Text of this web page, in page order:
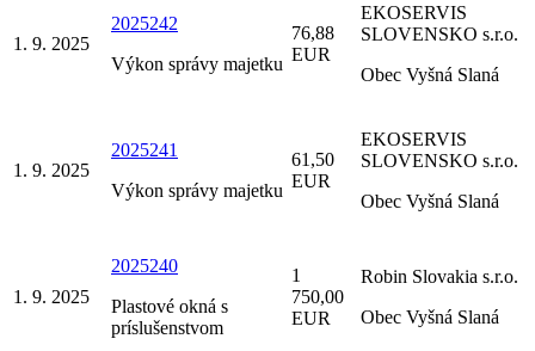
1. 9. 2025
2025242
Výkon správy majetku
76,88
EUR
EKOSERVIS
SLOVENSKO s.r.o.
Obec Vyšná Slaná
1. 9. 2025
2025241
Výkon správy majetku
61,50
EUR
EKOSERVIS
SLOVENSKO s.r.o.
Obec Vyšná Slaná
1. 9. 2025
2025240
Plastové okná s
príslušenstvom
1
750,00
EUR
Robin Slovakia s.r.o.
Obec Vyšná Slaná